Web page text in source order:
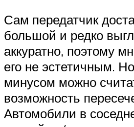
Сам передатчик
большой и редко
аккуратно, поэтому
его не эстетичным.
минусом можно
возможность
Автомобили в